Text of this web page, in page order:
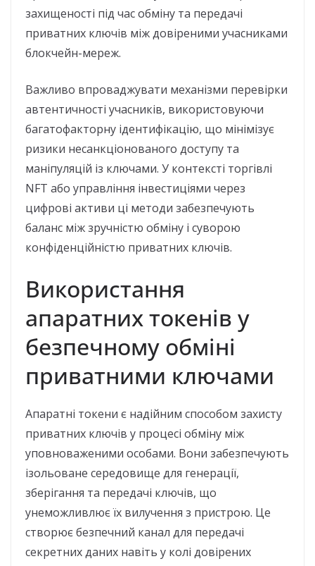
захищеності під час обміну та передачі
приватних ключів між довіреними учасниками
блокчейн-мереж.
Важливо впроваджувати механізми перевірки
автентичності учасників, використовуючи
багатофакторну ідентифікацію, що мінімізує
ризики несанкціонованого доступу та
маніпуляцій із ключами. У контексті торгівлі
NFT або управління інвестиціями через
цифрові активи ці методи забезпечують
баланс між зручністю обміну і суворою
конфіденційністю приватних ключів.
Використання
апаратних токенів у
безпечному обміні
приватними ключами
Апаратні токени є надійним способом захисту
приватних ключів у процесі обміну між
уповноваженими особами. Вони забезпечують
ізольоване середовище для генерації,
зберігання та передачі ключів, що
унеможливлює їх вилучення з пристрою. Це
створює безпечний канал для передачі
секретних даних навіть у колі довірених